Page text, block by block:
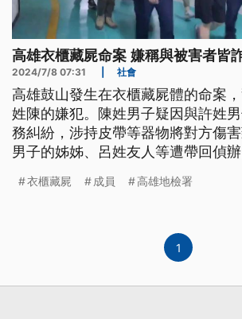
高雄衣櫃藏屍命案 嫌稱與被害者皆
2024/7/8 07:31 社會
高雄鼓山發生在衣櫃藏屍體的命案
姓陳的嫌犯。陳姓男子疑因與許姓
務糾紛，涉持皮帶等器物將對方傷
男子的姊姊、呂姓友人等遭帶回偵
衣櫃藏屍 成員 高雄地檢署
1